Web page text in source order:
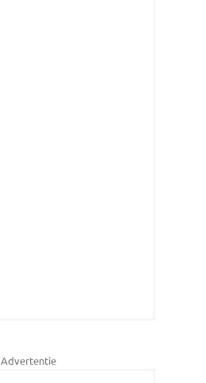
Advertentie